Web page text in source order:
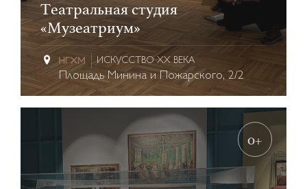
Театральная студия
«Музеатриум»
ИСКУССТВО XX ВЕКА
Площадь Минина и Пожарского, 2/2
0+